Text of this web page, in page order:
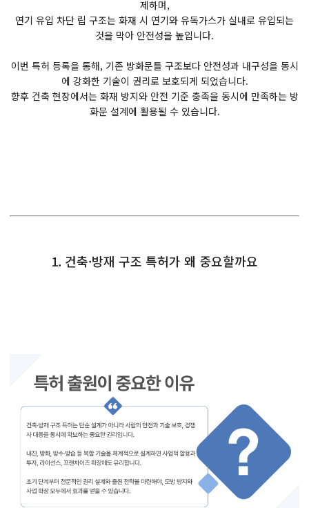
제하며,
연기 유입 차단 립 구조는 화재 시 연기와 유독가스가 실내로 유입되는
것을 막아 안전성을 높입니다.
이번 특허 등록을 통해, 기존 방화문틀 구조보다 안전성과 내구성을 동시
에 강화한 기술이 권리로 보호되게 되었습니다.
향후 건축 현장에서는 화재 방지와 안전 기준 충족을 동시에 만족하는 방
화문 설계에 활용될 수 있습니다.
1. 건축·방재 구조 특허가 왜 중요할까요